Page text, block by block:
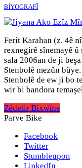
BİYOGRAFÎ
Ferit Karahan (z. 4ê
rexnegirê sînemayê
sala 2006an de ji
Stenbolê mezûn
Stenbolê de ew ji bo
wir bi bandora
Zêdetir Bixwîne
Parve Bike
Facebook
Twitter
Stumbleupon
LinkedIn